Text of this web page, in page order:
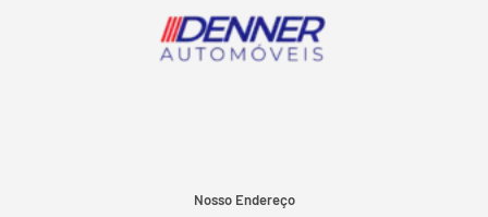
Nosso Endereço